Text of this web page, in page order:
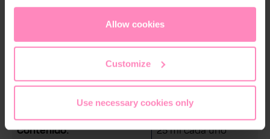
appropriate level of data protection. You canaccept all
only allow necessary cookies
access and change your chosen setting at any time in
Allow cookies
Customize
Use necessary cookies only
La caja de regalo incluye: Gel de ducha, champú,
acondicionador y loción corporal en un práctico
Detalles técnicos
Contenido: 25 ml cada uno